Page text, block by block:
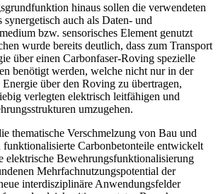
hinaus sollen die verwendeten
auch als Daten- und
bzw. sensorisches Element genutzt
wurde bereits deutlich, dass zum Transport
über einen Carbonfaser-Roving spezielle
benötigt werden, welche nicht nur in der
über den Roving zu übertragen,
verlegten elektrisch leitfähigen und
umzugehen.
thematische Verschmelzung von Bau und
Carbonbetonteile entwickelt
elektrische Bewehrungsfunktionalisierung
Mehrfachnutzungspotential der
interdisziplinäre Anwendungsfelder